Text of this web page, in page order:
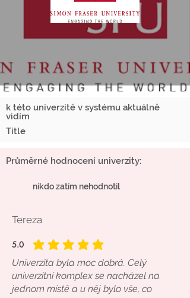
k této univerzitě v systému aktuálně
vidím
Title
Průměrné hodnocení univerzity:
nikdo zatím nehodnotil
Tereza
5.0
průměrné hodnocení je 5 z 5
Univerzita byla moc dobrá. Celý
univerzitní komplex se nacházel na
jednom místě a u něj bylo vše, co